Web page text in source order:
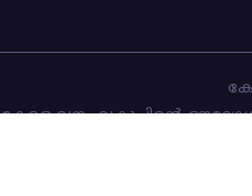
കേരള വനം വകുപ്പിന്റെ